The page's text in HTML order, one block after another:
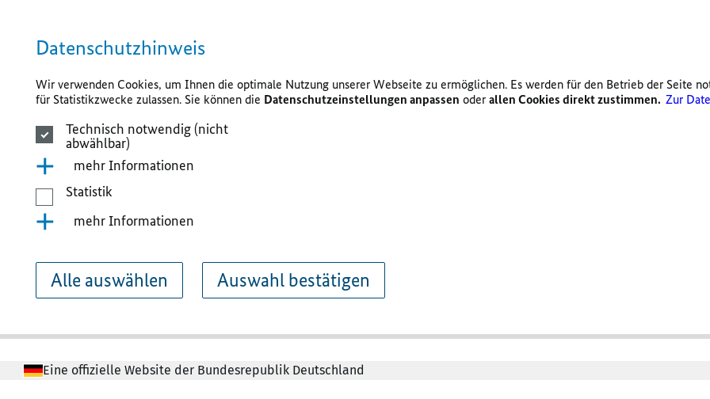
Datenschutzhinweis
Wir verwenden Cookies, um Ihnen die optimale Nutzung unserer Webseite zu ermöglichen. Es werden für den Betrieb der Seite
für Statistikzwecke zulassen. Sie können die Datenschutzeinstellungen anpassen oder allen Cookies direkt zustimmen. Zur
Technisch notwendig (nicht
abwählbar)
mehr Informationen
Statistik
mehr Informationen
Alle auswählen Auswahl bestätigen
Eine offizielle Website der Bundesrepublik Deutschland